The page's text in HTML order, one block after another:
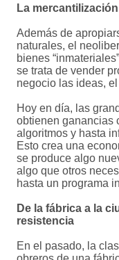
La
Además de
naturales, el
bienes
se trata de vender
negocio las ideas,
Hoy en día, las
obtienen ganancias
algoritmos y hasta
Esto crea una
se produce algo
algo que otros
hasta un programa
De la fábrica a la
resistencia
En el pasado, la